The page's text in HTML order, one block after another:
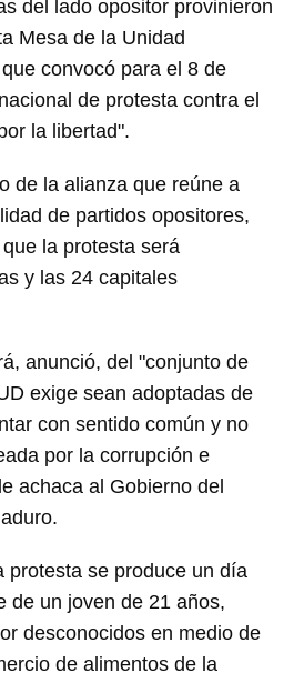
del lado opositor provinieron
Mesa de la Unidad
convocó para el 8 de
de protesta contra el
la libertad".
de la alianza que reúne a
de partidos opositores,
la protesta será
y las 24 capitales
anunció, del "conjunto de
exige sean adoptadas de
con sentido común y no
por la corrupción e
achaca al Gobierno del
protesta se produce un día
de un joven de 21 años,
desconocidos en medio de
de alimentos de la